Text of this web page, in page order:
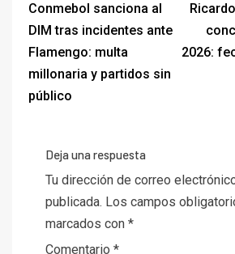
Conmebol sanciona al
DIM tras incidentes ante
Flamengo: multa
millonaria y partidos sin
público
2026:
Deja una respuesta
Tu dirección de correo
publicada. Los campos
marcados con *
Comentario *